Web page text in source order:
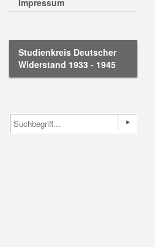
Impressum
Studienkreis Deutscher
Widerstand 1933 - 1945